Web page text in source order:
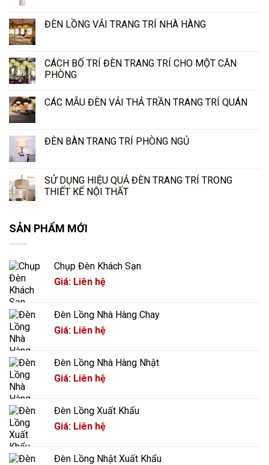
ĐÈN LỒNG VẢI TRANG TRÍ NHÀ HÀNG
CÁCH BỐ TRÍ ĐÈN TRANG TRÍ CHO MỘT CĂN
PHÒNG
CÁC MẪU ĐÈN VẢI THẢ TRẦN TRANG TRÍ QUÁN
ĐÈN BÀN TRANG TRÍ PHÒNG NGỦ
SỬ DỤNG HIỆU QUẢ ĐÈN TRANG TRÍ TRONG
THIẾT KẾ NỘI THẤT
SẢN PHẨM MỚI
Chụp Đèn Khách Sạn
Giá: Liên hệ
Đèn Lồng Nhà Hàng Chay
Giá: Liên hệ
Đèn Lồng Nhà Hàng Nhật
Giá: Liên hệ
Đèn Lồng Xuất Khẩu
Giá: Liên hệ
Đèn Lồng Nhật Xuất Khẩu